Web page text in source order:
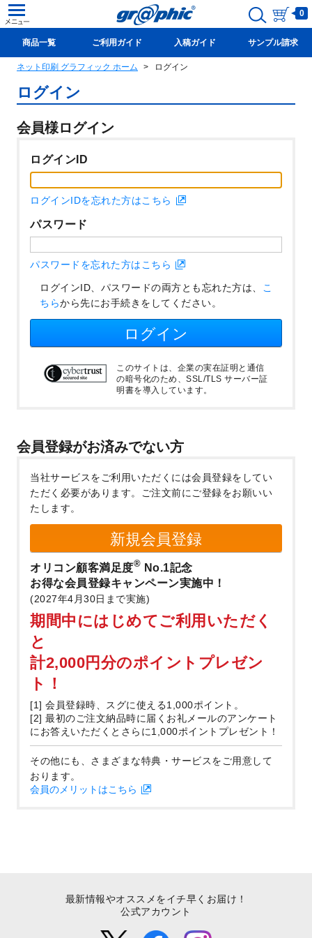
0
商品一覧 ご利用ガイド 入稿ガイド サンプル請求
新規会員登録(無料)
ネット印刷 グラフィック ホーム ログイン
ログイン
会員様ログイン
ログインID
ログインIDを忘れた方はこちら
パスワード
パスワードを忘れた方はこちら
ログインID、パスワードの両方とも忘れた方は、 こ
ちらから先にお手続きをしてください。
ログイン
このサイトは、企業の実在証明と通信
の暗号化のため、SSL/TLS サーバー証
明書を導入しています。
会員登録がお済みでない方
当社サービスをご利用いただくには会員登録をしてい
ただく必要があります。
ご注文前にご登録をお願いい
たします。
新規会員登録
オリコン顧客満足度® No.1記念
お得な会員登録キャンペーン実施中！
(2027年4月30日まで実施)
期間中にはじめてご利用いただく
と
計2,000円分のポイントプレゼン
ト！
[1] 会員登録時、スグに使える1,000ポイント。
[2] 最初のご注文納品時に届くお礼メールのアンケート
にお答えいただくとさらに1,000ポイントプレゼント！
その他にも、さまざまな特典・サービスをご用意して
おります。
会員のメリットはこちら
最新情報やオススメをイチ早くお届け！
公式アカウント